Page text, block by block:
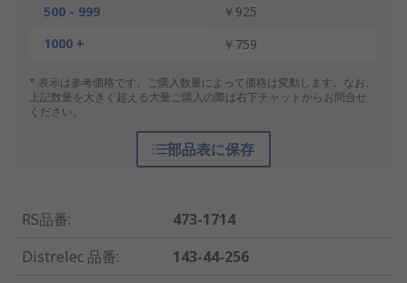
500 - 999
￥925
1000 +
￥759
* 表示は参考価格です。ご購入数量によって価格は変動します。なお、
上記数量を大きく超える大量ご購入の際は右下チャットからお問合せ
ください。
部品表に保存
RS品番:
473-1714
Distrelec 品番:
143-44-256